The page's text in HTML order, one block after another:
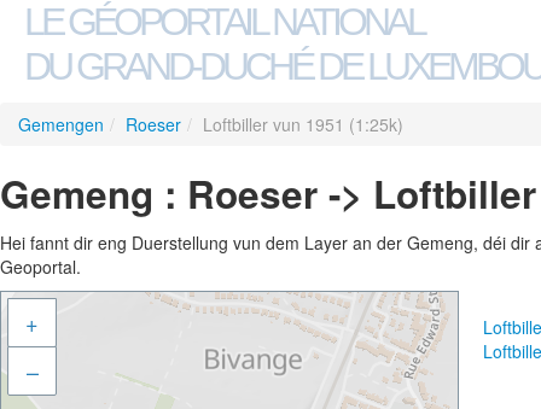
LE GÉOPORTAIL NATIONAL
DU GRAND-DUCHÉ DE
Gemengen / Roeser / Loftbiller vun 1951 (1:25k)
Gemeng : Roeser ->
Hei fannt dir eng Duerstellung vun dem Layer an der Gemeng, déi
Geoportal.
+
–